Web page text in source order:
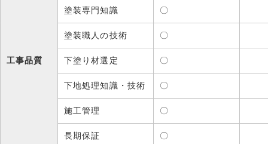
塗装専門知識 〇
塗装職人の技術 〇
工事品質 下塗り材選定 〇
下地処理知識・技術 〇
施工管理 〇
長期保証 〇